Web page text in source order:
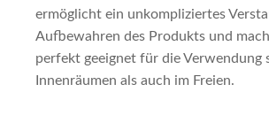
ermöglicht ein unkompliziertes
Aufbewahren des Produkts und
perfekt geeignet für die Verwendung
Innenräumen als auch im Freien.